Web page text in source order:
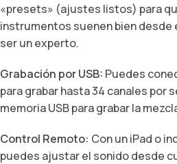
«presets» (ajustes listos) para
instrumentos suenen bien desde
ser un experto.
Grabación por USB: Puedes
para grabar hasta 34 canales por
memoria USB para grabar la
Control Remoto: Con un iPad o
puedes ajustar el sonido desde